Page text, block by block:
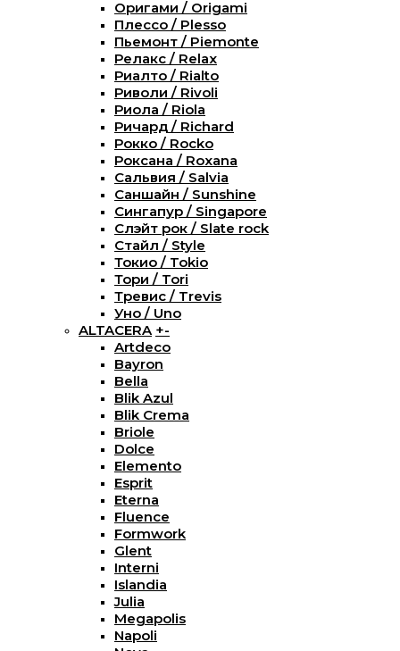
Оригами / Origami
Плессо / Plesso
Пьемонт / Piemonte
Релакс / Relax
Риалто / Rialto
Риволи / Rivoli
Риола / Riola
Ричард / Richard
Рокко / Rocko
Роксана / Roxana
Сальвия / Salvia
Саншайн / Sunshine
Сингапур / Singapore
Слэйт рок / Slate rock
Стайл / Style
Токио / Tokio
Тори / Tori
Тревис / Trevis
Уно / Uno
ALTACERA +-
Artdeco
Bayron
Bella
Blik Azul
Blik Crema
Briole
Dolce
Elemento
Esprit
Eterna
Fluence
Formwork
Glent
Interni
Islandia
Julia
Megapolis
Napoli